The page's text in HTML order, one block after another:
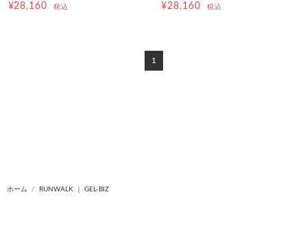
¥28,160 税込 ¥28,160 税込
1
ホーム RUNWALK ｜ GEL-BIZ